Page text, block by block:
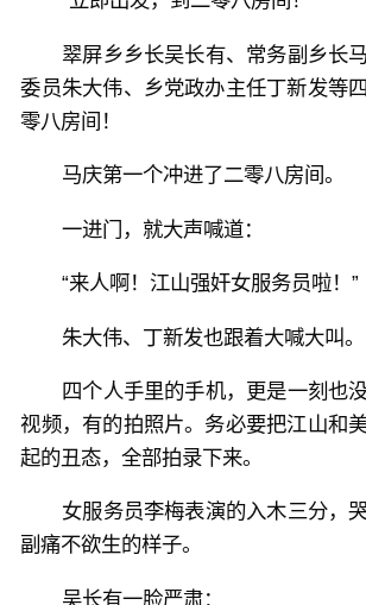
翠屏乡乡长吴长有、常务副乡长
委员朱大伟、乡党政办主任丁新发等
零八房间！
马庆第一个冲进了二零八房间。
一进门，就大声喊道：
“来人啊！江山强奸女服务员啦！”
朱大伟、丁新发也跟着大喊大叫。
四个人手里的手机，更是一刻也
视频，有的拍照片。务必要把江山和
起的丑态，全部拍录下来。
女服务员李梅表演的入木三分，
副痛不欲生的样子。
吴长有一脸严肃：